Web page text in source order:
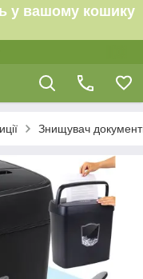
у вашому кошику
Знищувач